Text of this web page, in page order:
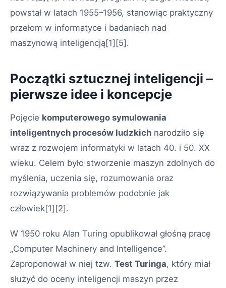
powstał w latach 1955–1956, stanowiąc praktyczny
przełom w informatyce i badaniach nad
maszynową inteligencją[1][5].
Początki sztucznej inteligencji –
pierwsze idee i koncepcje
Pojęcie komputerowego symulowania
inteligentnych procesów ludzkich narodziło się
wraz z rozwojem informatyki w latach 40. i 50. XX
wieku. Celem było stworzenie maszyn zdolnych do
myślenia, uczenia się, rozumowania oraz
rozwiązywania problemów podobnie jak
człowiek[1][2].
W 1950 roku Alan Turing opublikował głośną pracę
„Computer Machinery and Intelligence”.
Zaproponował w niej tzw. Test Turinga, który miał
służyć do oceny inteligencji maszyn przez